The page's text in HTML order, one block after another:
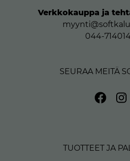
Verkkokauppa ja
044-
SEURAA MEITÄ
TUOTTEET JA